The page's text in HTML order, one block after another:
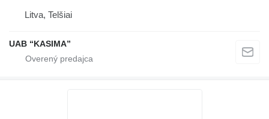
Litva, Telšiai
UAB “KASIMA”